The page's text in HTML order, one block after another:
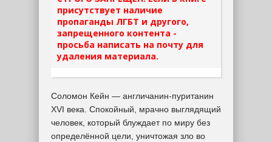
присутствует наличие
пропаганды ЛГБТ и другого,
запрещенного контента -
просьба написать на почту для
удаления материала.
Соломон Кейн — англичанин-пуританин
XVI века. Спокойный, мрачно выглядящий
человек, который блуждает по миру без
определённой цели, уничтожая зло во